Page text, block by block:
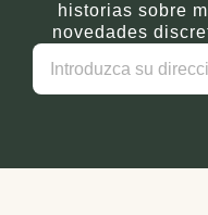
historias sobre
novedades